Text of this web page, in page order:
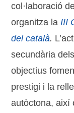
col·laboració
organitza la III
del català.
secundària
objectius
prestigi i la
autòctona, així